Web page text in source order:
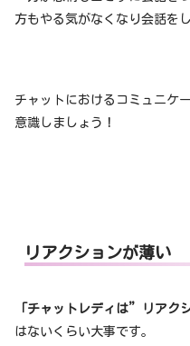
方もやる気がなくなり会話を
チャットにおけるコミュニケ
意識しましょう！
リアクションが薄い
「チャットレディは”リアク
はないくらい大事です。